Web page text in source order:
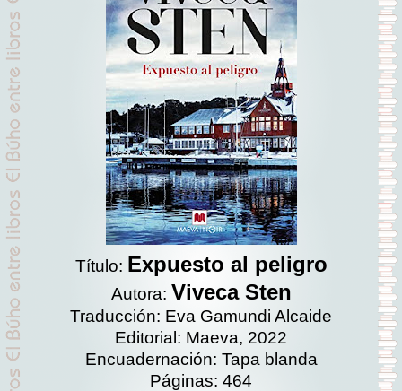
Título: Expuesto al peligro
Autora: Viveca Sten
Traducción: Eva Gamundi Alcaide
Editorial: Maeva, 2022
Encuadernación: Tapa blanda
Páginas: 464